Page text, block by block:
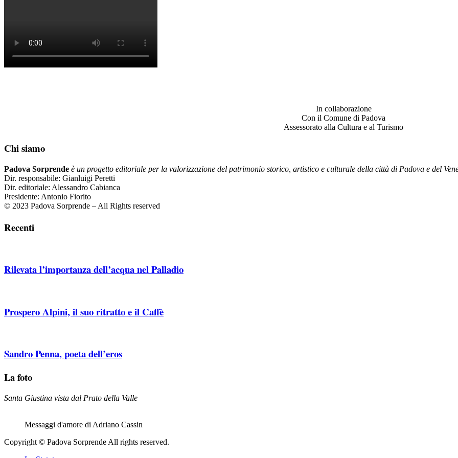
In collaborazione
Con il Comune di Padova
Assessorato alla Cultura e al Turismo
Chi siamo
Padova Sorprende è un progetto editoriale per la valorizzazione del patrimonio storico, artistico e culturale della città di Padova e del
Dir. responsabile: Gianluigi Peretti
Dir. editoriale: Alessandro Cabianca
Presidente: Antonio Fiorito
© 2023 Padova Sorprende – All Rights reserved
Recenti
Rilevata l’importanza dell’acqua nel Palladio
Prospero Alpini, il suo ritratto e il Caffè
Sandro Penna, poeta dell’eros
La foto
Santa Giustina vista dal Prato della Valle
Messaggi d'amore di Adriano Cassin
Copyright © Padova Sorprende All rights reserved.